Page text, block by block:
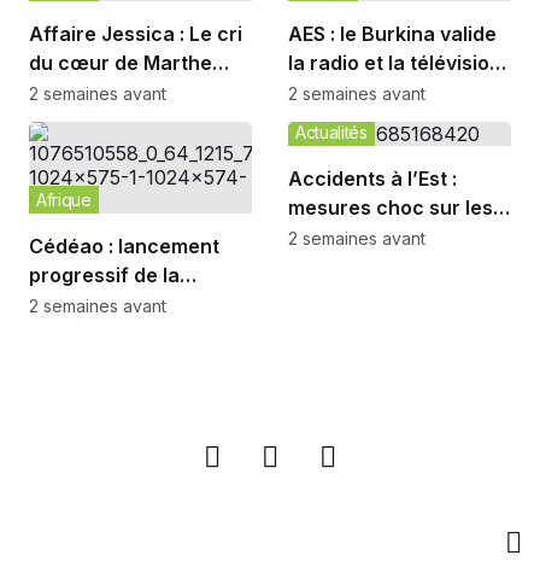
Affaire Jessica : Le cri
du cœur de Marthe
Cécile Micca contre la
marchandisation de la
femme
2 semaines avant
AES : le Burkina valide
la radio et la télévision
unies
2 semaines avant
Cédéao : lancement
progressif de la
monnaie ECO en 2027
Afrique
2 semaines avant
Accidents à l’Est :
mesures choc sur les
routes N10 et N1
Actualités
2 semaines avant